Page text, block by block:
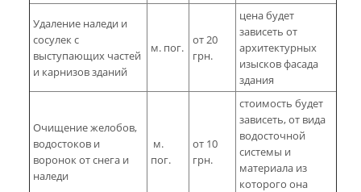
Удаление наледи и
сосулек с
выступающих частей
и карнизов зданий
м. пог.
от 20
грн.
цена будет
зависеть от
архитектурных
изысков фасада
здания
Очищение желобов,
водостоков и
воронок от снега и
наледи
м.
пог.
от 10
грн.
стоимость будет
зависеть, от вида
водосточной
системы и
материала из
которого она